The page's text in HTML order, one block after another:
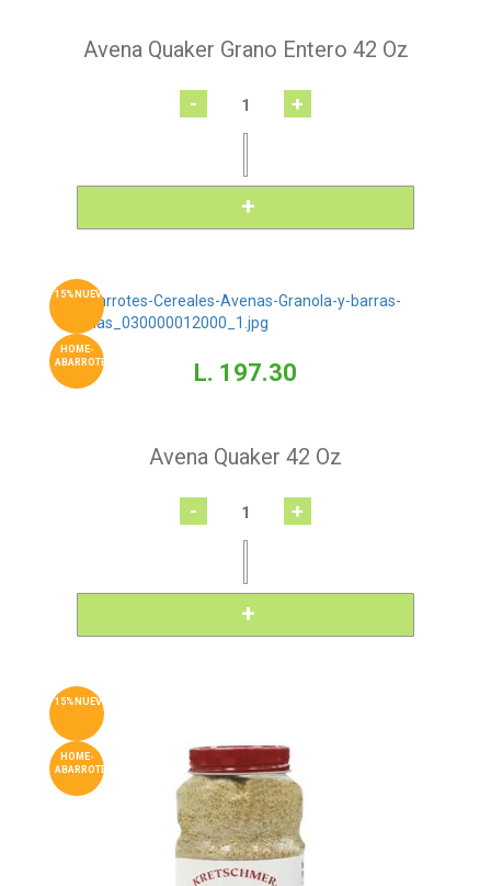
Avena Quaker Grano Entero 42 Oz
- +
15%NUEVO
HOME-
ABARROTES
L. 197.30
Avena Quaker 42 Oz
- +
15%NUEVO
HOME-
ABARROTES